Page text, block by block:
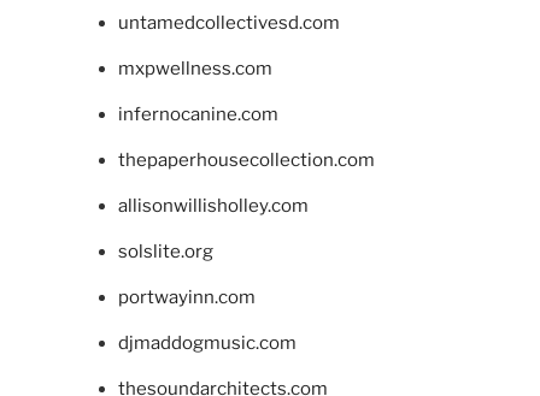
untamedcollectivesd.com
mxpwellness.com
infernocanine.com
thepaperhousecollection.com
allisonwillisholley.com
solslite.org
portwayinn.com
djmaddogmusic.com
thesoundarchitects.com